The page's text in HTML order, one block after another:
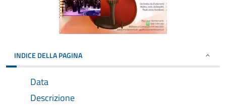
INDICE DELLA PAGINA
Data
Descrizione